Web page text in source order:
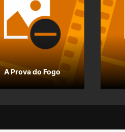
A Prova do Fogo